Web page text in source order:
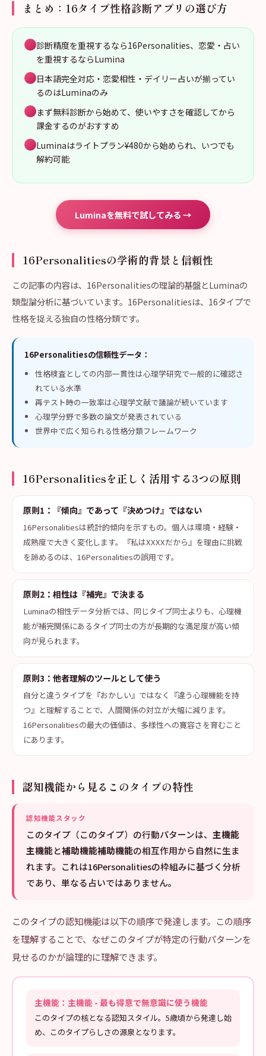
まとめ：16タイプ性格診断アプリの選び方
診断精度を重視するなら16Personalities、恋愛・占い
を重視するならLumina
日本語完全対応・恋愛相性・デイリー占いが揃ってい
るのはLuminaのみ
まず無料診断から始めて、使いやすさを確認してから
課金するのがおすすめ
Luminaはライトプラン¥480から始められ、いつでも
解約可能
Luminaを無料で試してみる →
16Personalitiesの学術的背景と信頼性
この記事の内容は、16Personalitiesの理論的基盤とLuminaの
類型論分析に基づいています。16Personalitiesは、16タイプで
性格を捉える独自の性格分類です。
16Personalitiesの信頼性データ：
性格検査としての内部一貫性は心理学研究で一般的に確認さ
れている水準
再テスト時の一致率は心理学文献で議論が続いています
心理学分野で多数の論文が発表されている
世界中で広く知られる性格分類フレームワーク
16Personalitiesを正しく活用する3つの原則
原則1：『傾向』であって『決めつけ』ではない
16Personalitiesは統計的傾向を示すもの。個人は環境・経験・
成熟度で大きく変化します。『私はXXXXだから』を理由に挑戦
を諦めるのは、16Personalitiesの誤用です。
原則2：相性は『補完』で決まる
Luminaの相性データ分析では、同じタイプ同士よりも、心理機
能が補完関係にあるタイプ同士の方が長期的な満足度が高い傾
向が見られます。
原則3：他者理解のツールとして使う
自分と違うタイプを『おかしい』ではなく『違う心理機能を持
つ』と理解することで、人間関係の対立が大幅に減ります。
16Personalitiesの最大の価値は、多様性への寛容さを育むこと
にあります。
認知機能から見るこのタイプの特性
認知機能スタック
このタイプ（このタイプ）の行動パターンは、 主機能
主機能と補助機能補助機能の相互作用から自然に生ま
れます。これは16Personalitiesの枠組みに基づく分析
であり、単なる占いではありません。
このタイプの認知機能は以下の順序で発達します。この順序
を理解することで、なぜこのタイプが特定の行動パターンを
見せるのかが論理的に理解できます。
主機能：主機能 - 最も得意で無意識に使う機能
このタイプの核となる認知スタイル。5歳頃から発達し始
め、このタイプらしさの源泉となります。